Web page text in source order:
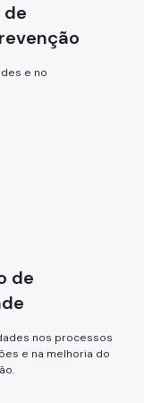
e no
de
nos processos
e na melhoria do